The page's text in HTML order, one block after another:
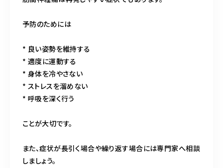
予防のためには
* 良い姿勢を維持する
* 適度に運動する
* 身体を冷やさない
* ストレスを溜めない
* 呼吸を深く行う
ことが大切です。
また、症状が長引く場合や繰り返す場合には専門家へ相談
しましょう。